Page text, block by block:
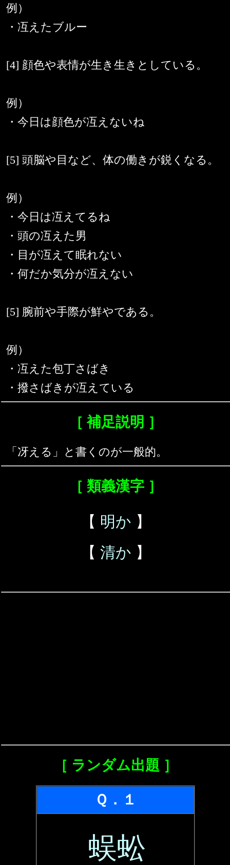
例）
・冱えたブルー
[4] 顔色や表情が生き生きとしている。
例）
・今日は顔色が冱えないね
[5] 頭脳や目など、体の働きが鋭くなる。
例）
・今日は冱えてるね
・頭の冱えた男
・目が冱えて眠れない
・何だか気分が冱えない
[5] 腕前や手際が鮮やである。
例）
・冱えた包丁さばき
・撥さばきが冱えている
［ 補足説明 ］
「冴える」と書くのが一般的。
［ 類義漢字 ］
【 明か 】
【 清か 】
［ ランダム出題 ］
Ｑ．１
蜈蚣